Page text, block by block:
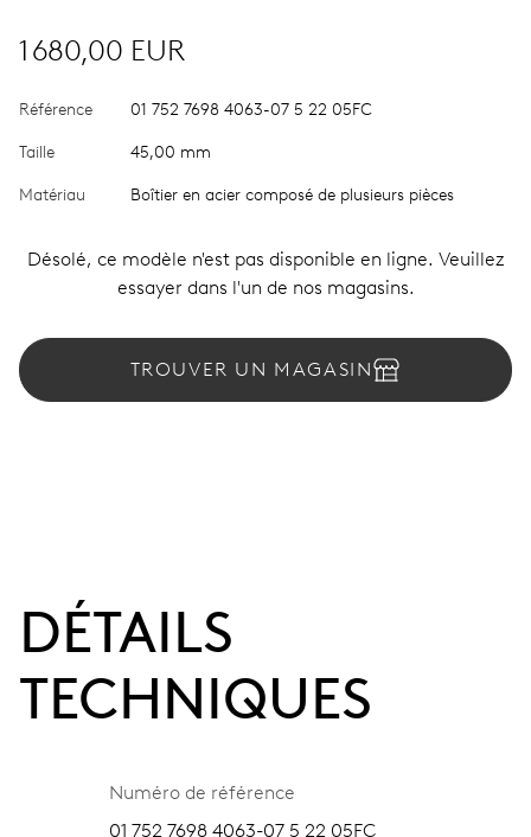
1 680,00 EUR
Référence 01 752 7698 4063-07 5 22 05FC
Taille 45,00 mm
Matériau Boîtier en acier composé de plusieurs pièces
Désolé, ce modèle n'est pas disponible en ligne. Veuillez
essayer dans l'un de nos magasins.
TROUVER UN MAGASIN
DÉTAILS
TECHNIQUES
Numéro de référence
01 752 7698 4063-07 5 22 05FC